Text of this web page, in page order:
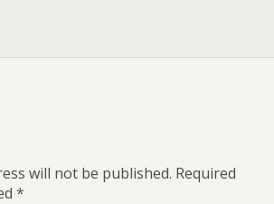
will not be published. Required
*